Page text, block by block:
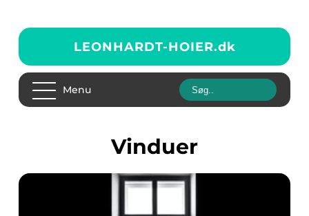
LEONHARDT-HOIER.dk
Menu
vinduer